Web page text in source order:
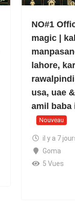
NO#1
magic |
lahore,
usa, uae
amil baba
Nouveau
il y a 7
Goma
5 Vues